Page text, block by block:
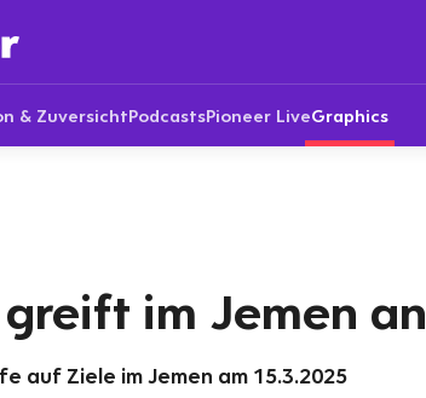
& ZuversichtPodcastsPioneer LiveGraphics
greift im Jemen an
auf Ziele im Jemen am 15.3.2025